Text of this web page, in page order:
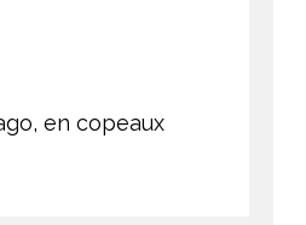
en copeaux